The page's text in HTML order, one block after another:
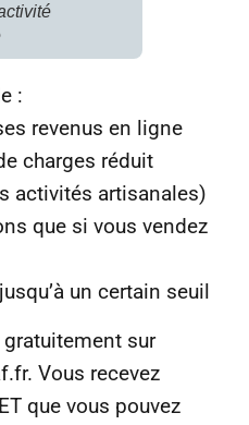
:
revenus en ligne
charges réduit
activités artisanales)
que si vous vendez
un certain seuil
gratuitement sur
Vous recevez
que vous pouvez